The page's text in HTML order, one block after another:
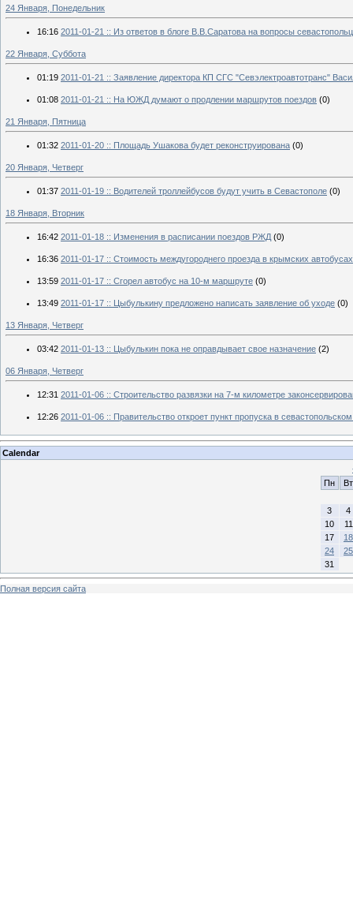
24 Января, Понедельник
16:16 2011-01-21 :: Из ответов в блоге В.В.Саратова на вопросы
22 Января, Суббота
01:19 2011-01-21 :: Заявление директора КП СГС "Севэлектроавтотранс"
01:08 2011-01-21 :: На ЮЖД думают о продлении маршрутов поездов (0)
21 Января, Пятница
01:32 2011-01-20 :: Площадь Ушакова будет реконструирована (0)
20 Января, Четверг
01:37 2011-01-19 :: Водителей троллейбусов будут учить в Севастополе (0)
18 Января, Вторник
16:42 2011-01-18 :: Изменения в расписании поездов РЖД (0)
16:36 2011-01-17 :: Стоимость междугороднего проезда в крымских
13:59 2011-01-17 :: Сгорел автобус на 10-м маршруте (0)
13:49 2011-01-17 :: Цыбулькину предложено написать заявление об уходе (0)
13 Января, Четверг
03:42 2011-01-13 :: Цыбулькин пока не оправдывает свое назначение (2)
06 Января, Четверг
12:31 2011-01-06 :: Строительство развязки на 7-м километре
12:26 2011-01-06 :: Правительство откроет пункт пропуска в
Calendar
Пн
Вт
3
4
10
11
17
18
24
25
31
Полная версия сайта